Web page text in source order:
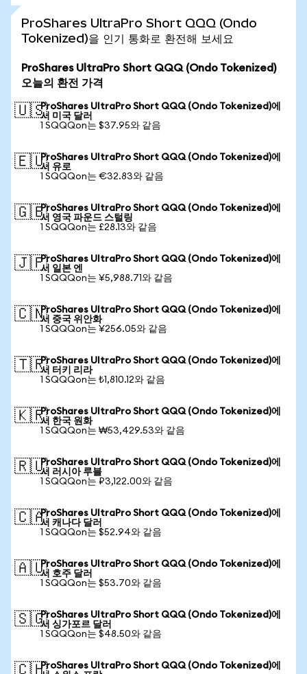
ProShares UltraPro Short QQQ (Ondo
Tokenized)을 인기 통화로 환전해 보세요
ProShares UltraPro Short QQQ (Ondo Tokenized)
오늘의 환전 가격
🇺🇸ProShares UltraPro Short QQQ (Ondo Tokenized)에
서 미국 달러
1 SQQQon는 $37.95와 같음
🇪🇺ProShares UltraPro Short QQQ (Ondo Tokenized)에
서 유로
1 SQQQon는 €32.83와 같음
🇬🇧ProShares UltraPro Short QQQ (Ondo Tokenized)에
서 영국 파운드 스털링
1 SQQQon는 £28.13와 같음
🇯🇵ProShares UltraPro Short QQQ (Ondo Tokenized)에
서 일본 엔
1 SQQQon는 ¥5,988.71와 같음
🇨🇳ProShares UltraPro Short QQQ (Ondo Tokenized)에
서 중국 위안화
1 SQQQon는 ¥256.05와 같음
🇹🇷ProShares UltraPro Short QQQ (Ondo Tokenized)에
서 터키 리라
1 SQQQon는 ₺1,810.12와 같음
🇰🇷ProShares UltraPro Short QQQ (Ondo Tokenized)에
서 한국 원화
1 SQQQon는 ₩53,429.53와 같음
🇷🇺ProShares UltraPro Short QQQ (Ondo Tokenized)에
서 러시아 루블
1 SQQQon는 ₽3,122.00와 같음
🇨🇦ProShares UltraPro Short QQQ (Ondo Tokenized)에
서 캐나다 달러
1 SQQQon는 $52.94와 같음
🇦🇺ProShares UltraPro Short QQQ (Ondo Tokenized)에
서 호주 달러
1 SQQQon는 $53.70와 같음
🇸🇬ProShares UltraPro Short QQQ (Ondo Tokenized)에
서 싱가포르 달러
1 SQQQon는 $48.50와 같음
🇨🇭ProShares UltraPro Short QQQ (Ondo Tokenized)에